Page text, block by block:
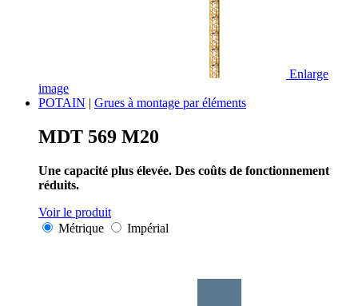
Enlarge
image
POTAIN | Grues à montage par éléments
MDT 569 M20
Une capacité plus élevée. Des coûts de fonctionnement
réduits.
Voir le produit
Métrique
Impérial